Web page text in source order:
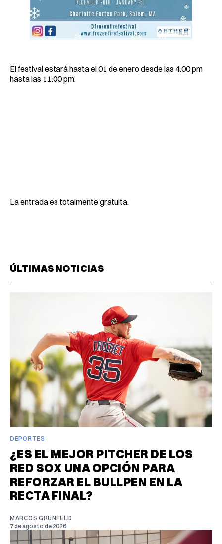
El festival estará hasta el 01 de enero desde las 4:00 pm
hasta las 11:00 pm.
La entrada es totalmente gratuita.
ÚLTIMAS NOTICIAS
DEPORTES
¿ES EL MEJOR PITCHER DE LOS
RED SOX UNA OPCIÓN PARA
REFORZAR EL BULLPEN EN LA
RECTA FINAL?
MARCOS GRUNFELD
7 de agosto de 2026